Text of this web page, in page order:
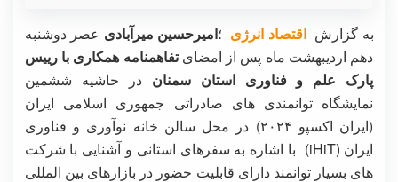
به گزارشاقتصاد انرژی ؛امیرحسین میرآبادی عصر دوشنبه
دهم اردیبهشت ماه پس از امضایتفاهمنامه همکاری با رییس
پارک علم و فناوری استان سمنان در حاشیه ششمین
نمایشگاه توانمندی های صادراتی جمهوری اسلامی ایران
(ایران اکسپو ۲۰۲۴) در محل سالن خانه نوآوری و فناوری
ایران (iHiT) با اشاره به سفرهای استانی و آشنایی با شرکت
های بسیار توانمند دارای قابلیت حضور در بازارهای بین المللی